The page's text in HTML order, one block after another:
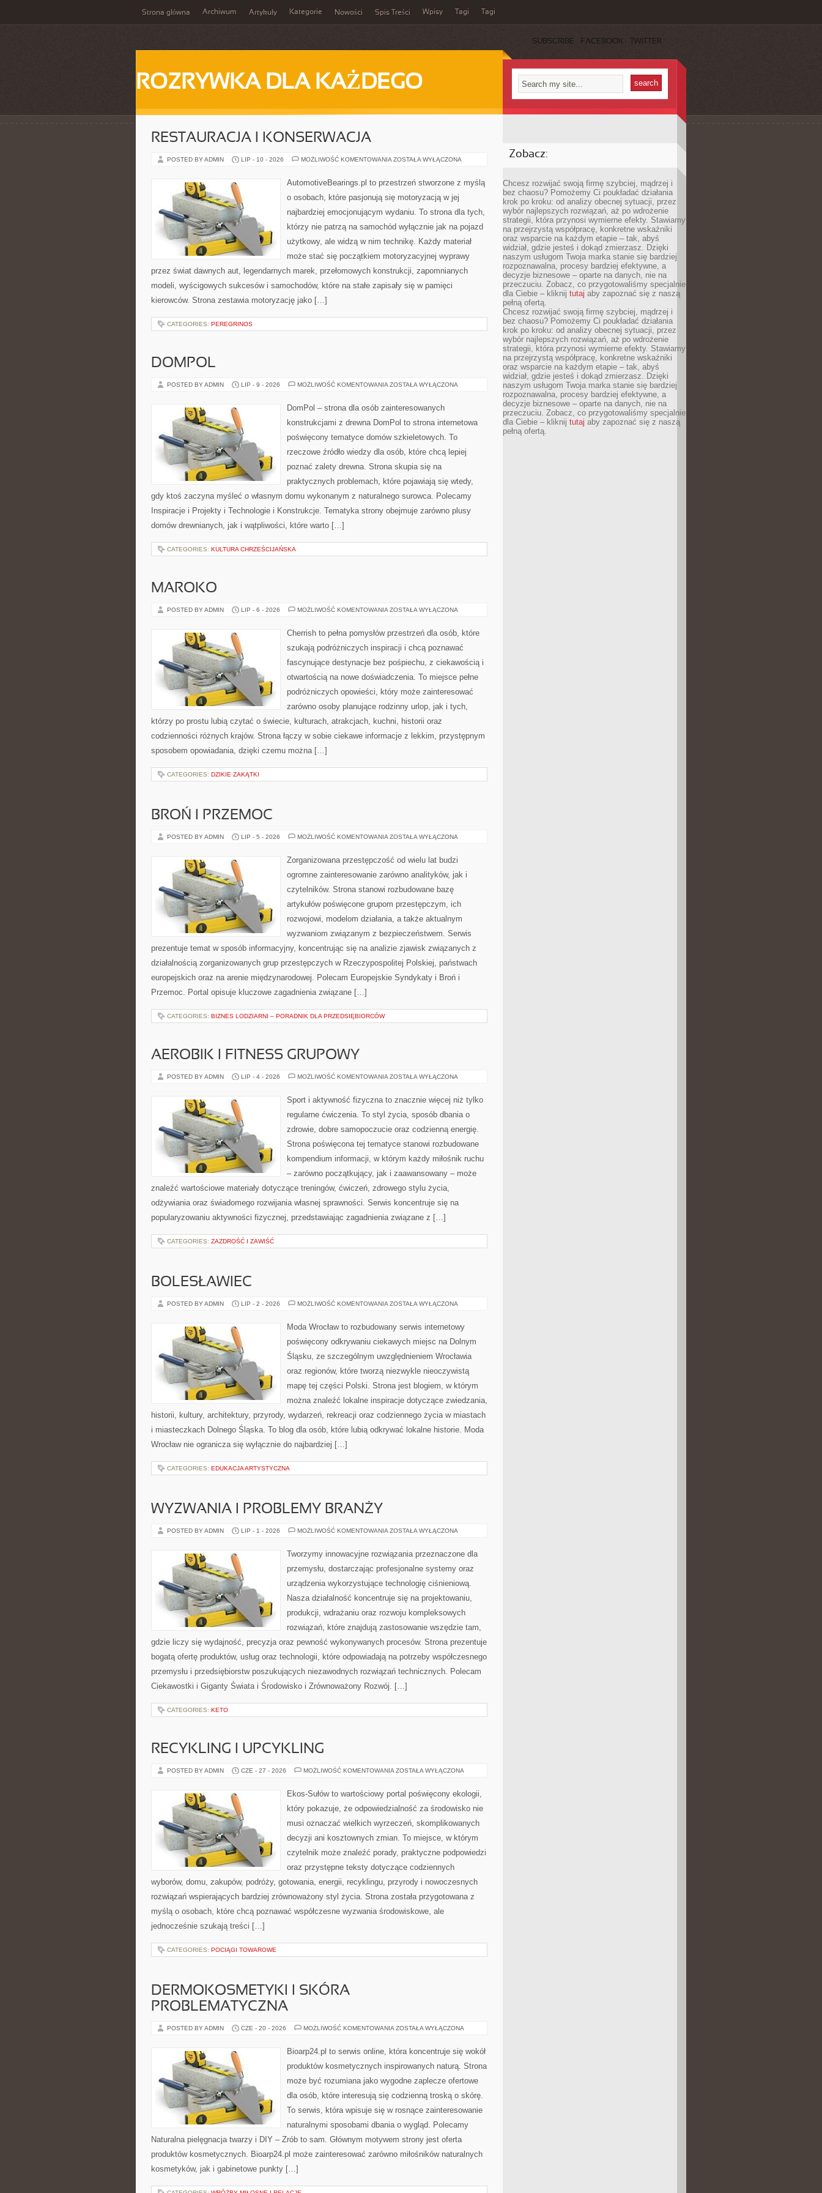
Strona główna Archiwum Artykuły Kategorie Nowości Spis Treści Wpisy Tagi Tagi
SUBSCRIBE FACEBOOK TWITTER
ROZRYWKA DLA KAŻDEGO
RESTAURACJA I KONSERWACJA
POSTED BY ADMIN LIP - 10 - 2026 MOŻLIWOŚĆ KOMENTOWANIA RESTAURACJA
ZOSTAŁA WYŁĄCZONA
AutomotiveBearings.pl to przestrzeń stworzone z myślą
o osobach, które pasjonują się motoryzacją w jej
najbardziej emocjonującym wydaniu. To strona dla tych,
którzy nie patrzą na samochód wyłącznie jak na pojazd
użytkowy, ale widzą w nim technikę. Każdy materiał
może stać się początkiem motoryzacyjnej wyprawy
przez świat dawnych aut, legendarnych marek, przełomowych konstrukcji, zapomnianych
modeli, wyścigowych sukcesów i samochodów, które na stałe zapisały się w pamięci
kierowców. Strona zestawia motoryzację jako […]
CATEGORIES: PEREGRINOS
DOMPOL
POSTED BY ADMIN LIP - 9 - 2026 MOŻLIWOŚĆ KOMENTOWANIA DOMPOL
ZOSTAŁA WYŁĄCZONA
DomPol – strona dla osób zainteresowanych
konstrukcjami z drewna DomPol to strona internetowa
poświęcony tematyce domów szkieletowych. To
rzeczowe źródło wiedzy dla osób, które chcą lepiej
poznać zalety drewna. Strona skupia się na
praktycznych problemach, które pojawiają się wtedy,
gdy ktoś zaczyna myśleć o własnym domu wykonanym z naturalnego surowca. Polecamy
Inspiracje i Projekty i Technologie i Konstrukcje. Tematyka strony obejmuje zarówno plusy
domów drewnianych, jak i wątpliwości, które warto […]
CATEGORIES: KULTURA CHRZEŚCIJAŃSKA
MAROKO
POSTED BY ADMIN LIP - 6 - 2026 MOŻLIWOŚĆ KOMENTOWANIA MAROKO
ZOSTAŁA WYŁĄCZONA
Cherrish to pełna pomysłów przestrzeń dla osób, które
szukają podróżniczych inspiracji i chcą poznawać
fascynujące destynacje bez pośpiechu, z ciekawością i
otwartością na nowe doświadczenia. To miejsce pełne
podróżniczych opowieści, który może zainteresować
zarówno osoby planujące rodzinny urlop, jak i tych,
którzy po prostu lubią czytać o świecie, kulturach, atrakcjach, kuchni, historii oraz
codzienności różnych krajów. Strona łączy w sobie ciekawe informacje z lekkim, przystępnym
sposobem opowiadania, dzięki czemu można […]
CATEGORIES: DZIKIE ZAKĄTKI
BROŃ I PRZEMOC
POSTED BY ADMIN LIP - 5 - 2026 MOŻLIWOŚĆ KOMENTOWANIA BROŃ
ZOSTAŁA WYŁĄCZONA
Zorganizowana przestępczość od wielu lat budzi
ogromne zainteresowanie zarówno analityków, jak i
czytelników. Strona stanowi rozbudowane bazę
artykułów poświęcone grupom przestępczym, ich
rozwojowi, modelom działania, a także aktualnym
wyzwaniom związanym z bezpieczeństwem. Serwis
prezentuje temat w sposób informacyjny, koncentrując się na analizie zjawisk związanych z
działalnością zorganizowanych grup przestępczych w Rzeczypospolitej Polskiej, państwach
europejskich oraz na arenie międzynarodowej. Polecam Europejskie Syndykaty i Broń i
Przemoc. Portal opisuje kluczowe zagadnienia związane […]
CATEGORIES: BIZNES LODZIARNI – PORADNIK DLA PRZEDSIĘBIORCÓW
AEROBIK I FITNESS GRUPOWY
POSTED BY ADMIN LIP - 4 - 2026 MOŻLIWOŚĆ KOMENTOWANIA AEROBIK
GRUPOWY
ZOSTAŁA WYŁĄCZONA
Sport i aktywność fizyczna to znacznie więcej niż tylko
regularne ćwiczenia. To styl życia, sposób dbania o
zdrowie, dobre samopoczucie oraz codzienną energię.
Strona poświęcona tej tematyce stanowi rozbudowane
kompendium informacji, w którym każdy miłośnik ruchu
– zarówno początkujący, jak i zaawansowany – może
znaleźć wartościowe materiały dotyczące treningów, ćwiczeń, zdrowego stylu życia,
odżywiania oraz świadomego rozwijania własnej sprawności. Serwis koncentruje się na
popularyzowaniu aktywności fizycznej, przedstawiając zagadnienia związane z […]
CATEGORIES: ZAZDROŚĆ I ZAWIŚĆ
BOLESŁAWIEC
POSTED BY ADMIN LIP - 2 - 2026 MOŻLIWOŚĆ KOMENTOWANIA BOLESŁAWIEC
ZOSTAŁA WYŁĄCZONA
Moda Wrocław to rozbudowany serwis internetowy
poświęcony odkrywaniu ciekawych miejsc na Dolnym
Śląsku, ze szczególnym uwzględnieniem Wrocławia
oraz regionów, które tworzą niezwykle nieoczywistą
mapę tej części Polski. Strona jest blogiem, w którym
można znaleźć lokalne inspiracje dotyczące zwiedzania,
historii, kultury, architektury, przyrody, wydarzeń, rekreacji oraz codziennego życia w miastach
i miasteczkach Dolnego Śląska. To blog dla osób, które lubią odkrywać lokalne historie. Moda
Wrocław nie ogranicza się wyłącznie do najbardziej […]
CATEGORIES: EDUKACJA ARTYSTYCZNA
WYZWANIA I PROBLEMY BRANŻY
POSTED BY ADMIN LIP - 1 - 2026 MOŻLIWOŚĆ KOMENTOWANIA WYZWANIA
BRANŻY
ZOSTAŁA WYŁĄCZONA
Tworzymy innowacyjne rozwiązania przeznaczone dla
przemysłu, dostarczając profesjonalne systemy oraz
urządzenia wykorzystujące technologię ciśnieniową.
Nasza działalność koncentruje się na projektowaniu,
produkcji, wdrażaniu oraz rozwoju kompleksowych
rozwiązań, które znajdują zastosowanie wszędzie tam,
gdzie liczy się wydajność, precyzja oraz pewność wykonywanych procesów. Strona prezentuje
bogatą ofertę produktów, usług oraz technologii, które odpowiadają na potrzeby współczesnego
przemysłu i przedsiębiorstw poszukujących niezawodnych rozwiązań technicznych. Polecam
Ciekawostki i Giganty Świata i Środowisko i Zrównoważony Rozwój. […]
CATEGORIES: KETO
RECYKLING I UPCYKLING
POSTED BY ADMIN CZE - 27 - 2026 MOŻLIWOŚĆ KOMENTOWANIA RECYKLING
ZOSTAŁA WYŁĄCZONA
Ekos-Sułów to wartościowy portal poświęcony ekologii,
który pokazuje, że odpowiedzialność za środowisko nie
musi oznaczać wielkich wyrzeczeń, skomplikowanych
decyzji ani kosztownych zmian. To miejsce, w którym
czytelnik może znaleźć porady, praktyczne podpowiedzi
oraz przystępne teksty dotyczące codziennych
wyborów, domu, zakupów, podróży, gotowania, energii, recyklingu, przyrody i nowoczesnych
rozwiązań wspierających bardziej zrównoważony styl życia. Strona została przygotowana z
myślą o osobach, które chcą poznawać współczesne wyzwania środowiskowe, ale
jednocześnie szukają treści […]
CATEGORIES: POCIĄGI TOWAROWE
DERMOKOSMETYKI I SKÓRA
PROBLEMATYCZNA
POSTED BY ADMIN CZE - 20 - 2026 MOŻLIWOŚĆ KOMENTOWANIA DERMOKOSMETYKI
PROBLEMATYCZNA
ZOSTAŁA WYŁĄCZONA
Bioarp24.pl to serwis online, która koncentruje się wokół
produktów kosmetycznych inspirowanych naturą. Strona
może być rozumiana jako wygodne zaplecze ofertowe
dla osób, które interesują się codzienną troską o skórę.
To serwis, która wpisuje się w rosnące zainteresowanie
naturalnymi sposobami dbania o wygląd. Polecamy
Naturalna pielęgnacja twarzy i DIY – Zrób to sam. Głównym motywem strony jest oferta
produktów kosmetycznych. Bioarp24.pl może zainteresować zarówno miłośników naturalnych
kosmetyków, jak i gabinetowe punkty […]
Zobacz:
Chcesz rozwijać swoją firmę szybciej, mądrzej i
bez chaosu? Pomożemy Ci poukładać działania
krok po kroku: od analizy obecnej sytuacji, przez
wybór najlepszych rozwiązań, aż po wdrożenie
strategii, która przynosi wymierne efekty. Stawiamy
na przejrzystą współpracę, konkretne wskaźniki
oraz wsparcie na każdym etapie – tak, abyś
widział, gdzie jesteś i dokąd zmierzasz. Dzięki
naszym usługom Twoja marka stanie się bardziej
rozpoznawalna, procesy bardziej efektywne, a
decyzje biznesowe – oparte na danych, nie na
przeczuciu. Zobacz, co przygotowaliśmy specjalnie
dla Ciebie – kliknij tutaj aby zapoznać się z naszą
pełną ofertą.
Chcesz rozwijać swoją firmę szybciej, mądrzej i
bez chaosu? Pomożemy Ci poukładać działania
krok po kroku: od analizy obecnej sytuacji, przez
wybór najlepszych rozwiązań, aż po wdrożenie
strategii, która przynosi wymierne efekty. Stawiamy
na przejrzystą współpracę, konkretne wskaźniki
oraz wsparcie na każdym etapie – tak, abyś
widział, gdzie jesteś i dokąd zmierzasz. Dzięki
naszym usługom Twoja marka stanie się bardziej
rozpoznawalna, procesy bardziej efektywne, a
decyzje biznesowe – oparte na danych, nie na
przeczuciu. Zobacz, co przygotowaliśmy specjalnie
dla Ciebie – kliknij tutaj aby zapoznać się z naszą
pełną ofertą.